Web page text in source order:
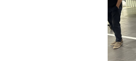
Асоціація випускників
3D тур по університету